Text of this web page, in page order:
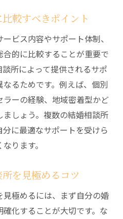
較すべきポイント
ビス内容やサポート体制、
的に比較することが重要で
所によって提供されるサポ
るためです。例えば、個別
ーの経験、地域密着型かど
しょう。複数の結婚相談所
に最適なサポートを受けら
ります。
を見極めるコツ
極めるには、まず自分の婚
化することが大切です。な